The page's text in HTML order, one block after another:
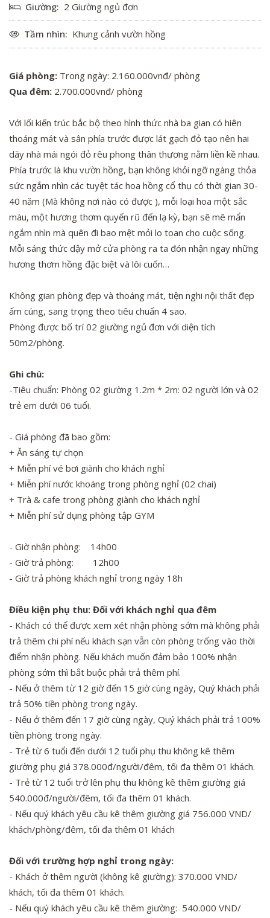
Giường: 2 Giường ngủ đơn
Tầm nhìn: Khung cảnh vườn hồng
Giá phòng: Trong ngày: 2.160.000vnđ/ phòng
Qua đêm: 2.700.000vnđ/ phòng
Với lối kiến trúc bắc bộ theo hình thức nhà ba gian có hiên
thoáng mát và sân phía trước được lát gạch đỏ tạo nên hai
dãy nhà mái ngói đỏ rêu phong thân thương nằm liền kề nhau.
Phía trước là khu vườn hồng, bạn không khỏi ngỡ ngàng thỏa
sức ngắm nhìn các tuyệt tác hoa hồng cổ thụ có thời gian 30-
40 năm (Mà không nơi nào có được ), mỗi loại hoa một sắc
màu, một hương thơm quyến rũ đến lạ kỳ, bạn sẽ mê mẩn
ngắm nhìn mà quên đi bao mệt mỏi lo toan cho cuộc sống.
Mỗi sáng thức dậy mở cửa phòng ra ta đón nhận ngay những
hương thơm hồng đặc biệt và lôi cuốn…
Không gian phòng đẹp và thoáng mát, tiện nghi nội thất đẹp
ấm cúng, sang trọng theo tiêu chuẩn 4 sao.
Phòng được bố trí 02 giường ngủ đơn với diện tích
50m2/phòng.
Ghi chú:
-Tiêu chuẩn: Phòng 02 giường 1.2m * 2m: 02 người lớn và 02
trẻ em dưới 06 tuổi.
- Giá phòng đã bao gồm:
+ Ăn sáng tự chọn
+ Miễn phí vé bơi giành cho khách nghỉ
+ Miễn phí nước khoáng trong phòng nghỉ (02 chai)
+ Trà & cafe trong phòng giành cho khách nghỉ
+ Miễn phí sử dụng phòng tập GYM
- Giờ nhận phòng: 14h00
- Giờ trả phòng: 12h00
- Giờ trả phòng khách nghỉ trong ngày 18h
Điều kiện phụ thu: Đối với khách nghỉ qua đêm
- Khách có thể được xem xét nhận phòng sớm mà không phải
trả thêm chi phí nếu khách sạn vẫn còn phòng trống vào thời
điểm nhận phòng. Nếu khách muốn đảm bảo 100% nhận
phòng sớm thì bắt buộc phải trả thêm phí.
- Nếu ở thêm từ 12 giờ đến 15 giờ cùng ngày, Quý khách phải
trả 50% tiền phòng trong ngày.
- Nếu ở thêm đến 17 giờ cùng ngày, Quý khách phải trả 100%
tiền phòng trong ngày.
- Trẻ từ 6 tuổi đến dưới 12 tuổi phụ thu không kê thêm
giường phụ giá 378.000đ/người/đêm, tối đa thêm 01 khách.
- Trẻ từ 12 tuổi trở lên phụ thu không kê thêm giường giá
540.000đ/người/đêm, tối đa thêm 01 khách.
- Nếu quý khách yêu cầu kê thêm giường giá 756.000 VND/
khách/phòng/đêm, tối đa thêm 01 khách
Đối với trường hợp nghỉ trong ngày:
- Khách ở thêm người (không kê giường): 370.000 VND/
khách, tối đa thêm 01 khách.
- Nếu quý khách yêu cầu kê thêm giường: 540.000 VND/